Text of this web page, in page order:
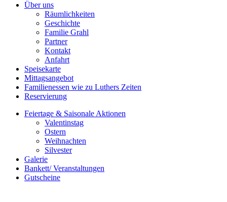
Über uns
Räumlichkeiten
Geschichte
Familie Grahl
Partner
Kontakt
Anfahrt
Speisekarte
Mittagsangebot
Familienessen wie zu Luthers Zeiten
Reservierung
Feiertage & Saisonale Aktionen
Valentinstag
Ostern
Weihnachten
Silvester
Galerie
Bankett/ Veranstaltungen
Gutscheine